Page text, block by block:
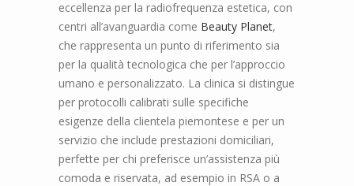
eccellenza per la radiofrequenza estetica, con
centri all’avanguardia come Beauty Planet,
che rappresenta un punto di riferimento sia
per la qualità tecnologica che per l’approccio
umano e personalizzato. La clinica si distingue
per protocolli calibrati sulle specifiche
esigenze della clientela piemontese e per un
servizio che include prestazioni domiciliari,
perfette per chi preferisce un’assistenza più
comoda e riservata, ad esempio in RSA o a